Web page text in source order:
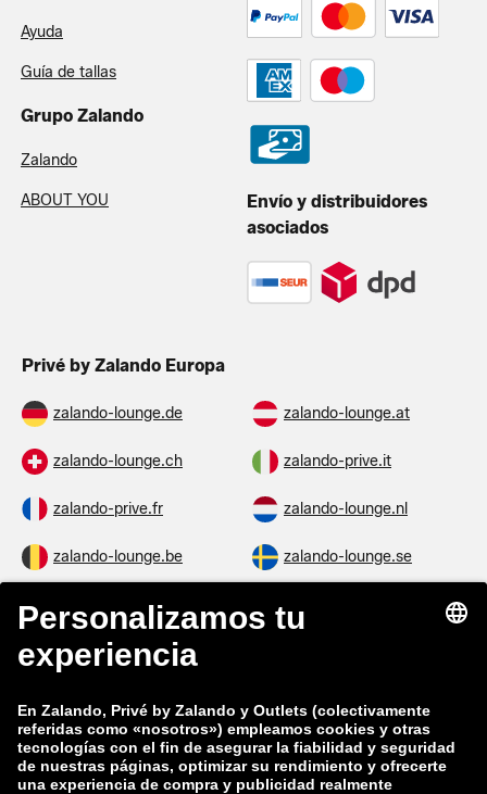
Ayuda
Guía de tallas
Grupo Zalando
Zalando
ABOUT YOU
Envío y distribuidores
asociados
Privé by Zalando Europa
zalando-lounge.de zalando-lounge.at
zalando-lounge.ch zalando-prive.it
zalando-prive.fr zalando-lounge.nl
zalando-lounge.be zalando-lounge.se
zalando-lounge.fi
zalando-lounge.co.uk
zalando-prive.es
zalando-lounge.lt zalando-lounge.sk